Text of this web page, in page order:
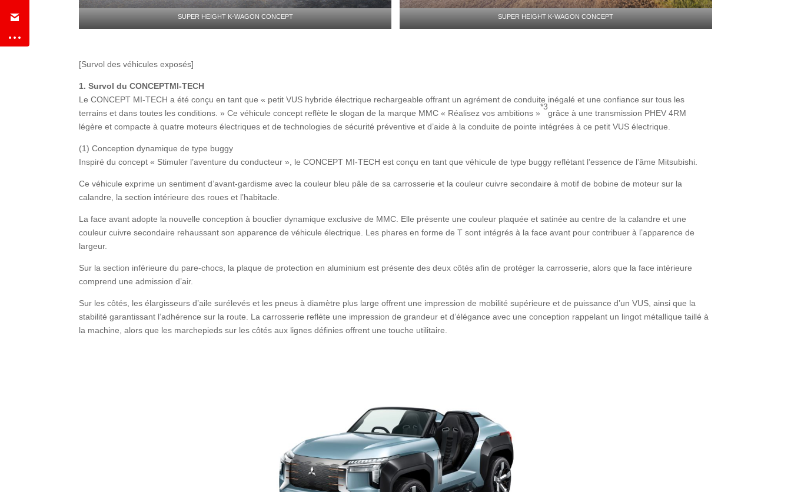
SUPER HEIGHT K-WAGON CONCEPT SUPER HEIGHT K-WAGON CONCEPT
[Survol des véhicules exposés]
1.Survol du CONCEPTMI-TECH
Le CONCEPT MI-TECH a été conçu en tant que « petit VUS hybride électrique rechargeable offrant un agrément de conduite inégalé et une confiance sur tous les
terrains et dans toutes les conditions. » Ce véhicule concept reflète le slogan de la marque MMC « Réalisez vos ambitions »
*3
grâce à une transmission PHEV 4RM
légère et compacte à quatre moteurs électriques et de technologies de sécurité préventive et d’aide à la conduite de pointe intégrées à ce petit VUS électrique.
(1) Conception dynamique de type buggy
Inspiré du concept « Stimuler l’aventure du conducteur », le CONCEPT MI-TECH est conçu en tant que véhicule de type buggy reflétant l’essence de l’âme Mitsubishi.
Ce véhicule exprime un sentiment d’avant-gardisme avec la couleur bleu pâle de sa carrosserie et la couleur cuivre secondaire à motif de bobine de moteur sur la
calandre, la section intérieure des roues et l’habitacle.
La face avant adopte la nouvelle conception à bouclier dynamique exclusive de MMC. Elle présente une couleur plaquée et satinée au centre de la calandre et une
couleur cuivre secondaire rehaussant son apparence de véhicule électrique. Les phares en forme de T sont intégrés à la face avant pour contribuer à l’apparence de
largeur.
Sur la section inférieure du pare-chocs, la plaque de protection en aluminium est présente des deux côtés afin de protéger la carrosserie, alors que la face intérieure
comprend une admission d’air.
Sur les côtés, les élargisseurs d’aile surélevés et les pneus à diamètre plus large offrent une impression de mobilité supérieure et de puissance d’un VUS, ainsi que la
stabilité garantissant l’adhérence sur la route. La carrosserie reflète une impression de grandeur et d’élégance avec une conception rappelant un lingot métallique taillé à
la machine, alors que les marchepieds sur les côtés aux lignes définies offrent une touche utilitaire.